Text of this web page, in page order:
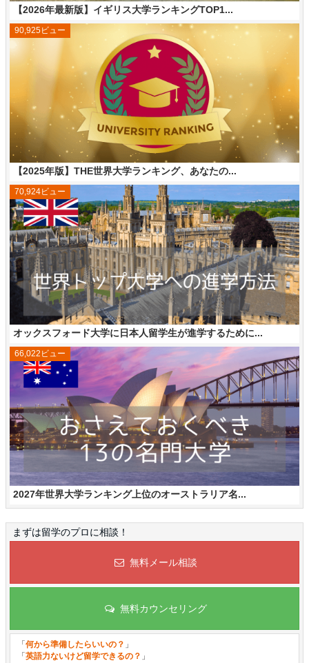
【2026年最新版】イギリス大学ランキングTOP1...
【2025年版】THE世界大学ランキング、あなたの...
90,925ビュー
オックスフォード大学に日本人留学生が進学するために...
70,924ビュー
2027年世界大学ランキング上位のオーストラリア名...
66,022ビュー
まずは留学のプロに相談！
無料メール相談
無料カウンセリング
「 何から準備したらいいの？ 」
「 英語力ないけど留学できるの？ 」